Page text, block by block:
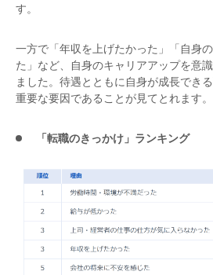
す。
一方で「年収を上げたかった」「自身
た」など、自身のキャリアアップを意
ました。待遇とともに自身が成長でき
重要な要因であることが見てとれます。
「転職のきっかけ」ランキング